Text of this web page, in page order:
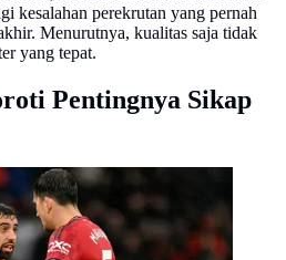
kesalahan perekrutan yang pernah
Menurutnya, kualitas saja tidak
yang tepat.
Pentingnya Sikap
United asal Portugal #08,
dengan bek Manchester
Harry Maguire (kanan), dalam
antara Manchester United